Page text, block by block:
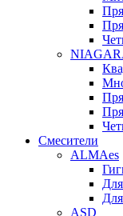
Смесители
ALMAes
ASD